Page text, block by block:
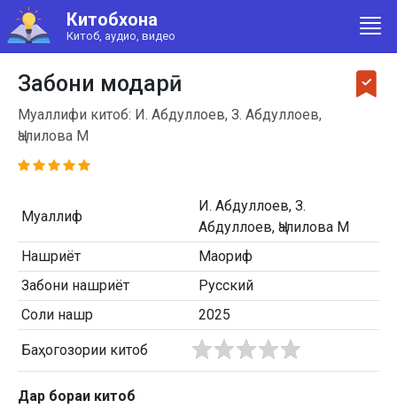
Китобхона
Китоб, аудио, видео
Забони модарӣ
Муаллифи китоб: И. Абдуллоев, З. Абдуллоев,
Ҷалилова М
Муаллиф
И. Абдуллоев, З.
Абдуллоев, Ҷалилова М
Нашриёт
Маориф
Забони нашриёт
Русский
Соли нашр
2025
Баҳогозории китоб
Дар бораи китоб